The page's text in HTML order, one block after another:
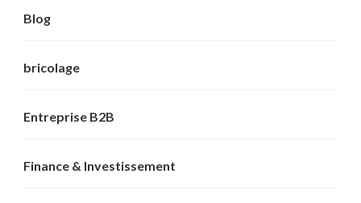
Blog
bricolage
Entreprise B2B
Finance & Investissement